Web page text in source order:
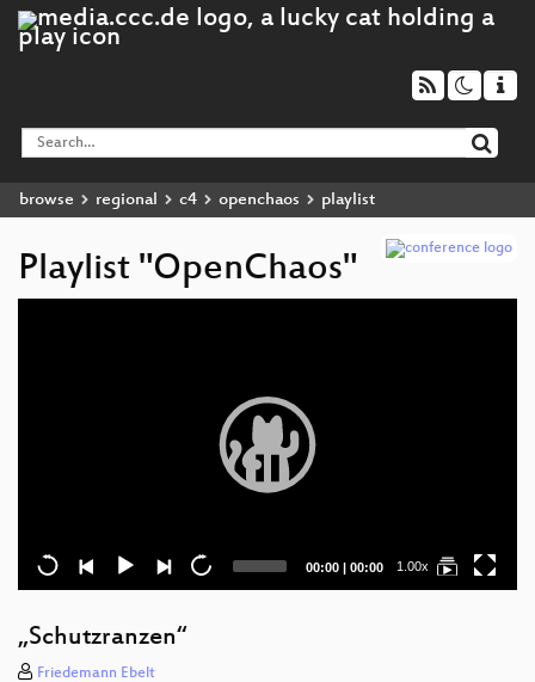
browse regional c4 openchaos playlist
Playlist "OpenChaos"
Current
00:00 | Total
00:00 1.00x
„Schutzranzen“
Friedemann Ebelt